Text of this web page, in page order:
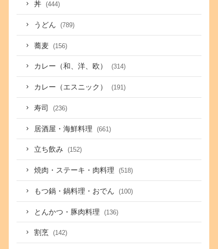
丼 (444)
うどん (789)
蕎麦 (156)
カレー（和、洋、欧） (314)
カレー（エスニック） (191)
寿司 (236)
居酒屋・海鮮料理 (661)
立ち飲み (152)
焼肉・ステーキ・肉料理 (518)
もつ鍋・鍋料理・おでん (100)
とんかつ・豚肉料理 (136)
割烹 (142)